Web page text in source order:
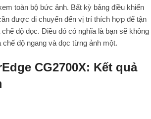
toàn bộ bức ảnh. Bất kỳ bảng điều khiển
được di chuyển đến vị trí thích hợp để tận
độ dọc. Điều đó có nghĩa là bạn sẽ không
độ ngang và dọc từng ảnh một.
CG2700X: Kết quả